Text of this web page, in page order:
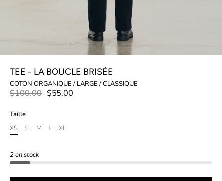
TEE - LA BOUCLE BRISÉE
COTON ORGANIQUE / LARGE / CLASSIQUE
$100.00 $55.00
Taille
XS
S M L XL
2 en stock